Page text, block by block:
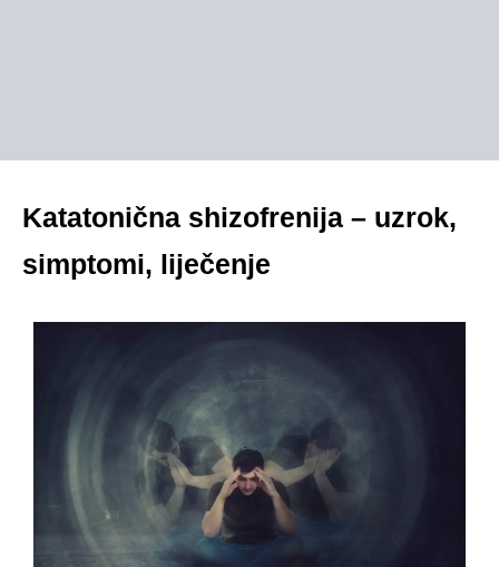
Katatonična shizofrenija – uzrok,
simptomi, liječenje